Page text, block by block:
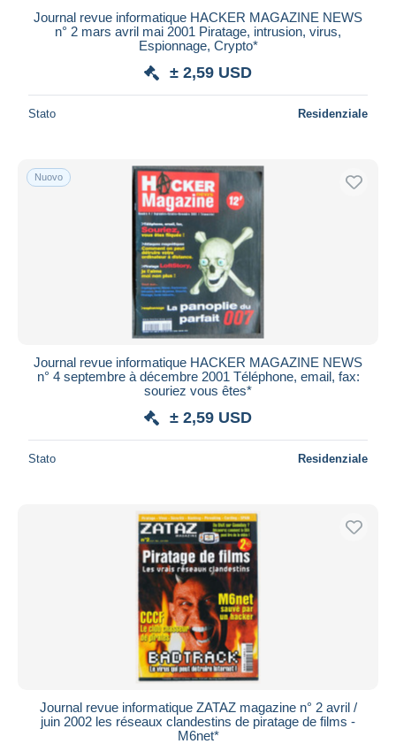
Maestro
Residenza del venditore
Aggiorna
Journal revue informatique HACKER MAGAZINE NEWS
n° 2 mars avril mai 2001 Piratage, intrusion, virus,
Espionnage, Crypto*
± 2,59 USD
Stato Residenziale
Nuovo
Journal revue informatique HACKER MAGAZINE NEWS
n° 4 septembre à décembre 2001 Téléphone, email, fax:
souriez vous êtes*
± 2,59 USD
Stato Residenziale
Journal revue informatique ZATAZ magazine n° 2 avril /
juin 2002 les réseaux clandestins de piratage de films -
M6net*